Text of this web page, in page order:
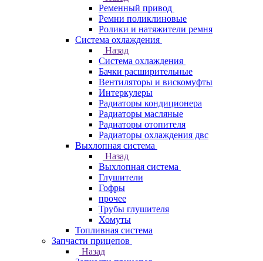
Ременный привод
Ремни поликлиновые
Ролики и натяжители ремня
Система охлаждения
Назад
Система охлаждения
Бачки расширительные
Вентиляторы и вискомуфты
Интеркулеры
Радиаторы кондиционера
Радиаторы масляные
Радиаторы отопителя
Радиаторы охлаждения двс
Выхлопная система
Назад
Выхлопная система
Глушители
Гофры
прочее
Трубы глушителя
Хомуты
Топливная система
Запчасти прицепов
Назад